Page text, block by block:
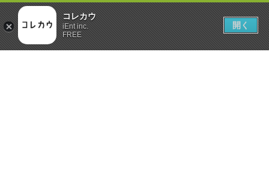
コレカウ
iEnt inc.
FREE
開く